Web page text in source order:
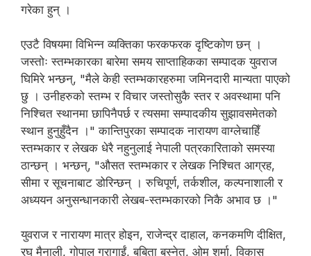
गरेका हुन् ।
एउटै विषयमा विभिन्न व्यक्तिका फरकफरक दृष्टिकोण छन् ।
जस्तोः स्तम्भकारका बारेमा समय साप्ताहिकका सम्पादक युवराज
घिमिरे भन्छन्, "मैले केही स्तम्भकारहरुमा जमिनदारी मान्यता पाएको
छु । उनीहरुको स्तम्भ र विचार जस्तोसुकै स्तर र अवस्थामा पनि
निश्चित स्थानमा छापिनैपर्छ र त्यसमा सम्पादकीय सुझावसमेतको
स्थान हुनुहुँदैन ।" कान्तिपुरका सम्पादक नारायण वाग्लेचाहिँ
स्तम्भकार र लेखक धेरै नहुनुलाई नेपाली पत्रकारिताको समस्या
ठान्छन् । भन्छन्, "औसत स्तम्भकार र लेखक निश्चित आग्रह,
सीमा र सूचनाबाट डोरिन्छन् । रुचिपूर्ण, तर्कशील, कल्पनाशाली र
अध्ययन अनुसन्धानकारी लेखब-स्तम्भकारको निकै अभाव छ ।"
युवराज र नारायण मात्र होइन, राजेन्द्र दाहाल, कनकमणि दीक्षित,
रघु मैनाली, गोपाल गुरागाईं, बबिता बस्नेत, ओम शर्मा, विकास